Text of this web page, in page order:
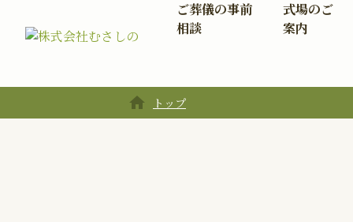
ご葬儀の事前
相談
式場のご
案内
home トップ